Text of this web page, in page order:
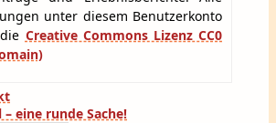
unter diesem Benutzerkonto
Creative Commons Lizenz CC0
eine runde Sache!